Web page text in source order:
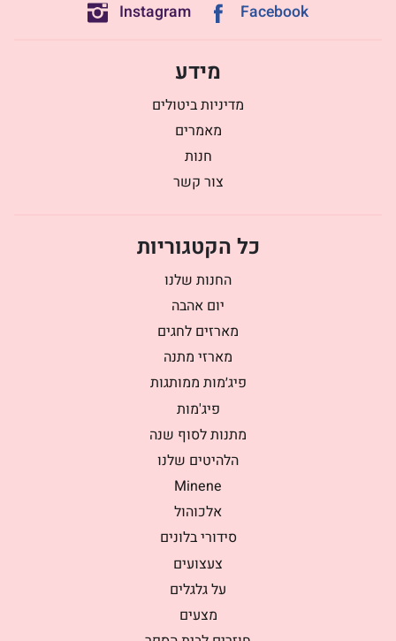
Facebook
Instagram
מידע
מדיניות ביטולים
מאמרים
חנות
צור קשר
כל הקטגוריות
החנות שלנו
יום אהבה
מארזים לחגים
מארזי מתנה
פיג׳מות ממותגות
פיג'מות
מתנות לסוף שנה
הלהיטים שלנו
Minene
אלכוהול
סידורי בלונים
צעצועים
על גלגלים
מצעים